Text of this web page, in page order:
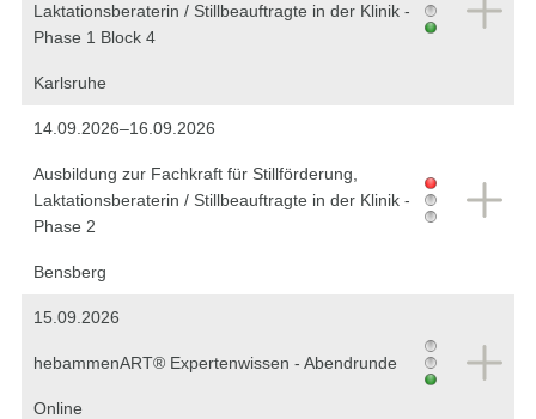
Laktationsberaterin / Stillbeauftragte in der Klinik -
Phase 1 Block 4
Karlsruhe
14.09.2026–16.09.2026
Ausbildung zur Fachkraft für Stillförderung,
Laktationsberaterin / Stillbeauftragte in der Klinik -
Phase 2
Bensberg
15.09.2026
hebammenART® Expertenwissen - Abendrunde
Online